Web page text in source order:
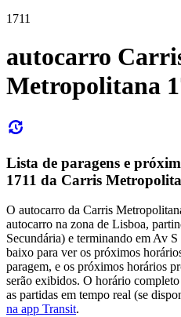
1711
autocarro
Metropolitana
Lista de paragens e
1711 da Carris
O autocarro da Carris
autocarro na zona de Lisboa,
Secundária) e terminando em Av
baixo para ver os próximos
paragem, e os próximos horários
serão exibidos. O horário
as partidas em tempo real (se
na app Transit.